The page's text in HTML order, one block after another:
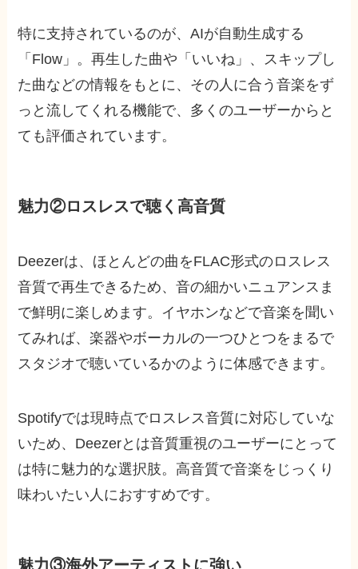
特に支持されているのが、AIが自動生成する
「Flow」。再生した曲や「いいね」、スキップし
た曲などの情報をもとに、その人に合う音楽をず
っと流してくれる機能で、多くのユーザーからと
ても評価されています。
魅力②ロスレスで聴く高音質
Deezerは、ほとんどの曲をFLAC形式のロスレス
音質で再生できるため、音の細かいニュアンスま
で鮮明に楽しめます。イヤホンなどで音楽を聞い
てみれば、楽器やボーカルの一つひとつをまるで
スタジオで聴いているかのように体感できます。
Spotifyでは現時点でロスレス音質に対応していな
いため、Deezerとは音質重視のユーザーにとって
は特に魅力的な選択肢。高音質で音楽をじっくり
味わいたい人におすすめです。
魅力③海外アーティストに強い